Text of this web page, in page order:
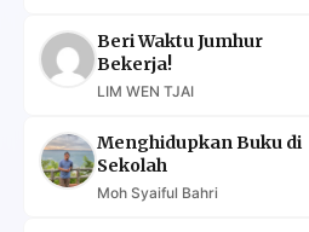
Beri Waktu Jumhur
Bekerja!
LIM WEN TJAI
Menghidupkan Buku di
Sekolah
Moh Syaiful Bahri